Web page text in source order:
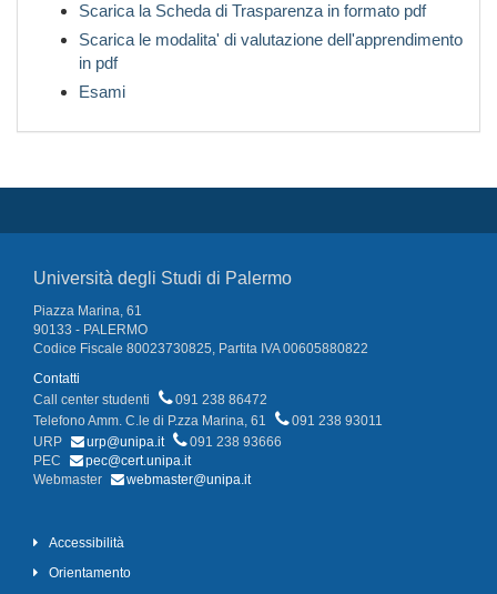
Scarica la Scheda di Trasparenza in formato pdf
Scarica le modalita' di valutazione dell'apprendimento
in pdf
Esami
Università degli Studi di Palermo
Piazza Marina, 61
90133 - PALERMO
Codice Fiscale 80023730825, Partita IVA 00605880822
Contatti
Call center studenti
091 238 86472
Telefono Amm. C.le di P.zza Marina, 61
091 238 93011
URP
urp@unipa.it
091 238 93666
PEC
pec@cert.unipa.it
Webmaster
webmaster@unipa.it
Accessibilità
Orientamento